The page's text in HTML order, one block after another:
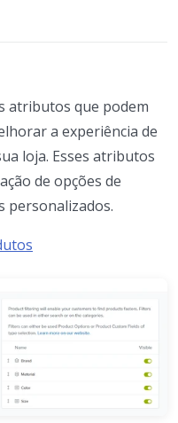
atributos que podem
a experiência de
loja. Esses atributos
de opções de
personalizados.